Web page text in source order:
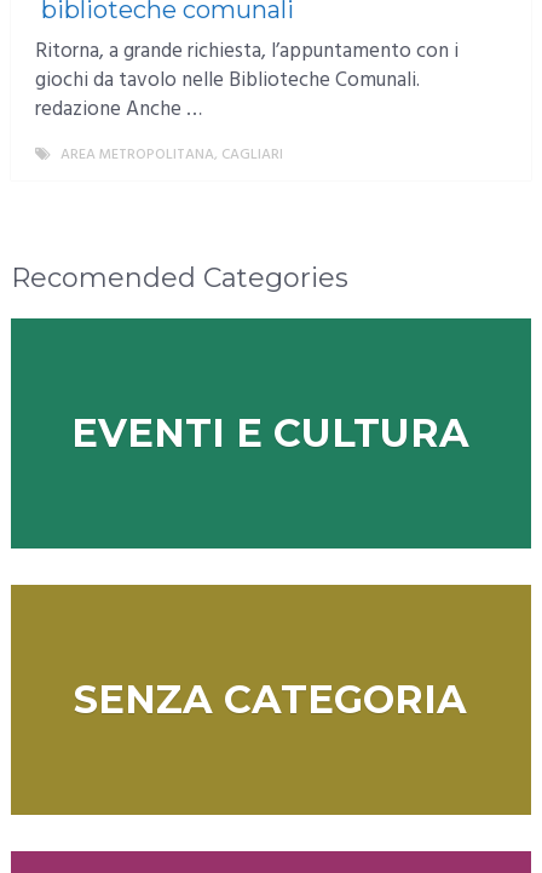
biblioteche comunali
Ritorna, a grande richiesta, l’appuntamento con i
giochi da tavolo nelle Biblioteche Comunali.
redazione Anche …
AREA METROPOLITANA, CAGLIARI
Recomended Categories
EVENTI E CULTURA
SENZA CATEGORIA